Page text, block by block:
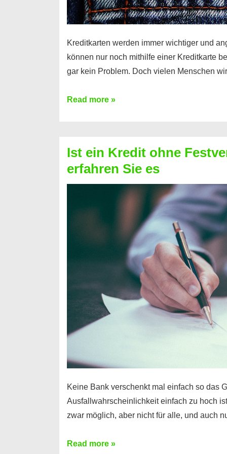
Kreditkarten werden immer wichtiger und
können nur noch mithilfe einer Kreditkarte
gar kein Problem. Doch vielen Menschen
Kreditkarte
Prepaid
ist
nicht
Read more »
Ist ein Kredit ohne
erfahren Sie es
Keine Bank verschenkt mal einfach so das
Ausfallwahrscheinlichkeit einfach zu hoch
zwar möglich, aber nicht für alle, und auch
Ist
Read more »